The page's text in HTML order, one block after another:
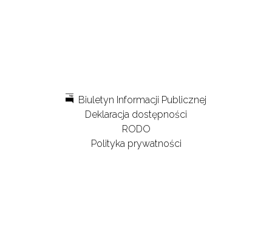
Biuletyn Informacji Publicznej
Deklaracja dostępności
RODO
Polityka prywatności